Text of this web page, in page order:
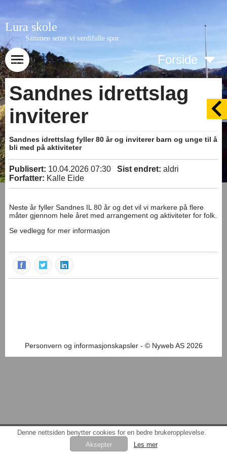
Lura skole
Sammen setter vi verdifulle spor
Forside
Sandnes idrettslag
inviterer
Sandnes idrettslag fyller 80 år og inviterer barn og unge til å
bli med på aktiviteter
Publisert: 10.04.2026 07:30 Sist endret: aldri
Forfatter: Kalle Eide
Neste år fyller Sandnes IL 80 år og det vil vi markere på flere
måter gjennom hele året med arrangement og aktiviteter for folk.
Se vedlegg for mer informasjon
Personvern og informasjonskapsler- © Nyweb AS 2026
Denne nettsiden benytter cookies for en bedre brukeropplevelse.
Les mer